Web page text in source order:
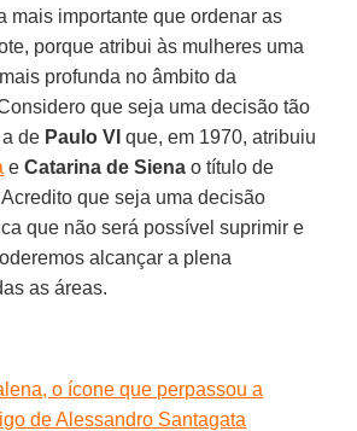
mais importante que ordenar as
porque atribui às mulheres uma
profunda no âmbito da
que seja uma decisão tão
de Paulo VI que, em 1970, atribuiu
eCatarina de Siena o título de
que seja uma decisão
que não será possível suprimir e
alcançar a plena
as áreas.
o ícone que perpassou a
de Alessandro Santagata